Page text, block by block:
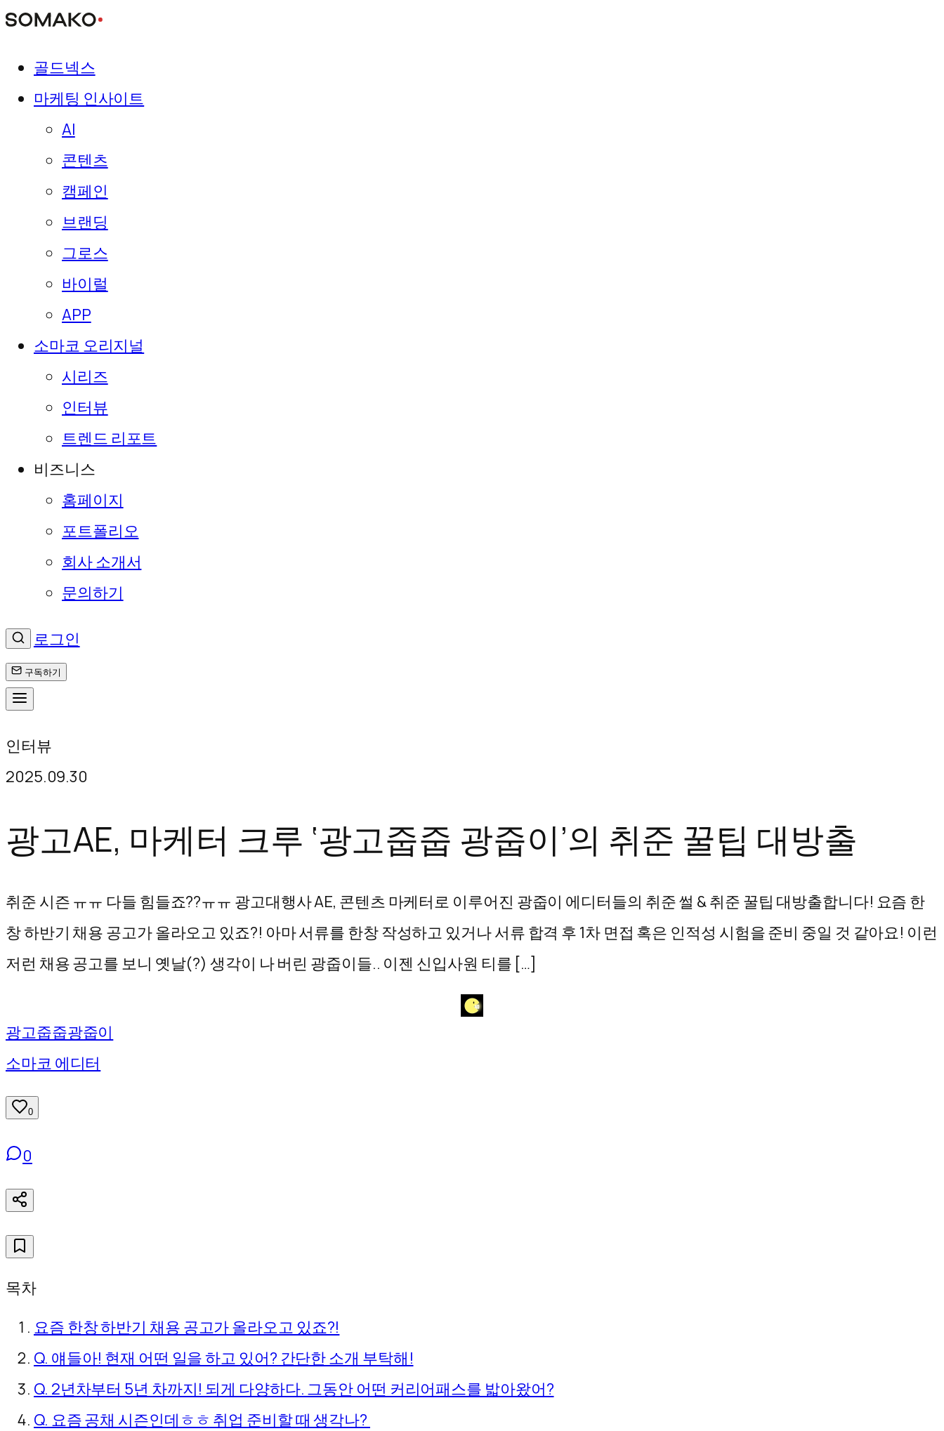
골드넥스
마케팅 인사이트
AI
콘텐츠
캠페인
브랜딩
그로스
바이럴
APP
소마코 오리지널
시리즈
인터뷰
트렌드 리포트
비즈니스
홈페이지
포트폴리오
회사 소개서
문의하기
로그인
구독하기
로
바
가
기
인터뷰
2025.09.30
광고AE, 마케터 크루 ‘광고줍줍 광줍이’의 취준 꿀팁 대방출
취준 시즌 ㅠㅠ 다들 힘들죠??ㅠㅠ 광고대행사 AE, 콘텐츠 마케터로 이루어진 광줍이 에디터들의 취준 썰 & 취준 꿀팁 대방출합니다! 요즘 한
창 하반기 채용 공고가 올라오고 있죠?! 아마 서류를 한창 작성하고 있거나 서류 합격 후 1차 면접 혹은 인적성 시험을 준비 중일 것 같아요! 이런
저런 채용 공고를 보니 옛날(?) 생각이 나 버린 광줍이들.. 이젠 신입사원 티를 […]
광고줍줍광줍이
소마코 에디터
0
0
목차
요즘 한창 하반기 채용 공고가 올라오고 있죠?!
Q. 얘들아! 현재 어떤 일을 하고 있어? 간단한 소개 부탁해!
Q. 2년차부터 5년 차까지! 되게 다양하다. 그동안 어떤 커리어패스를 밟아왔어?
Q. 요즘 공채 시즌인데ㅎㅎ 취업 준비할 때 생각나?